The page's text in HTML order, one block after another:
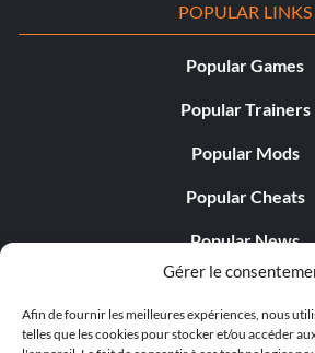
Gérer le
Afin de fournir les meilleures expériences, nous
telles que les cookies pour stocker et/ou accéder
POPULAR LINKS
Popular Games
Popular Trainers
Popular Mods
Popular Cheats
Popular News
Popular Editorials
Popular Free